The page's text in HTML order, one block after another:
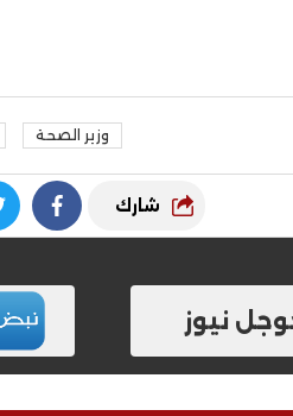
وزير الصحة
شارك
نيوز